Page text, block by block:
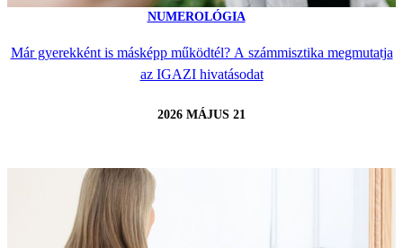
NUMEROLÓGIA
Már gyerekként is másképp működtél? A számmisztika megmutatja
az IGAZI hivatásodat
2026 MÁJUS 21